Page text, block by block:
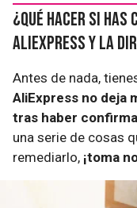
¿Qué hacer si has
AliExpress y la
Antes de nada,
AliExpress no deja
tras haber
una serie de cosas
remediarlo, ¡toma